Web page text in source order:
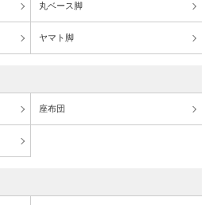
丸ベース脚
ヤマト脚
座布団